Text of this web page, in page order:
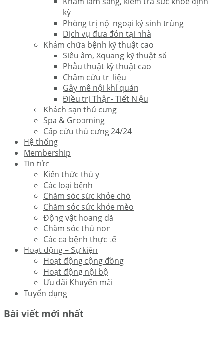
kỳ
Phòng trị nội ngoại ký sinh trùng
Dịch vụ đưa đón tại nhà
Khám chữa bệnh kỹ thuật cao
Siêu âm, Xquang kỹ thuật số
Phẫu thuật kỹ thuật cao
Châm cứu trị liệu
Gây mê nội khí quản
Điều trị Thận- Tiết Niệu
Khách sạn thú cưng
Spa & Grooming
Cấp cứu thú cưng 24/24
Hệ thống
Membership
Tin tức
Kiến thức thú y
Các loại bệnh
Chăm sóc sức khỏe chó
Chăm sóc sức khỏe mèo
Động vật hoang dã
Chăm sóc thú non
Các ca bệnh thực tế
Hoạt động – Sự kiện
Hoạt động cộng đồng
Hoạt động nội bộ
Ưu đãi Khuyến mãi
Tuyển dụng
Bài viết mới nhất